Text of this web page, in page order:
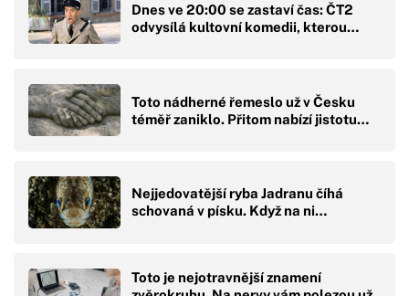
Dnes ve 20:00 se zastaví čas: ČT2
odvysílá kultovní komedii, kterou…
Toto nádherné řemeslo už v Česku
téměř zaniklo. Přitom nabízí jistotu…
Nejjedovatější ryba Jadranu číhá
schovaná v písku. Když na ni…
Toto je nejotravnější znamení